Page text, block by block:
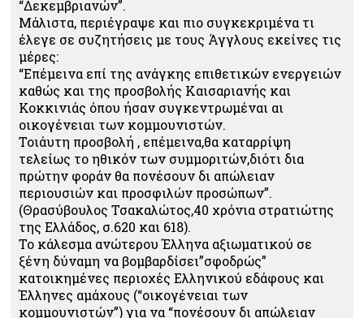
“Δεκεμβριανών”.
Μάλιστα, περιέγραψε και πιο συγκεκριμένα τι
έλεγε σε συζητήσεις με τους Άγγλους εκείνες τις
μέρες:
“Επέμεινα επί της ανάγκης επιθετικών ενεργειών
καθώς και της προσβολής Καισαριανής και
Κοκκινιάς όπου ήσαν συγκεντρωμέναι αι
οικογένειαι των κομμουνιστών.
Τοιάυτη προσβολή , επέμεινα,θα καταρρίψη
τελείως το ηθικόν των συμμοριτών,διότι δια
πρώτην φοράν θα πονέσουν δι απώλειαν
περιουσιών και προσφιλών προσώπων”.
(Θρασύβουλος Τσακαλώτος,40 χρόνια στρατιώτης
της Ελλάδος, σ.620 και 618).
Το κάλεσμα ανώτερου Έλληνα αξιωματικού σε
ξένη δύναμη να βομβαρδίσει”σφοδρώς”
κατοικημένες περιοχές Ελληνικού εδάφους και
Έλληνες αμάχους (“οικογένειαι των
κομμουνιστών”) για να “πονέσουν δι απώλειαν